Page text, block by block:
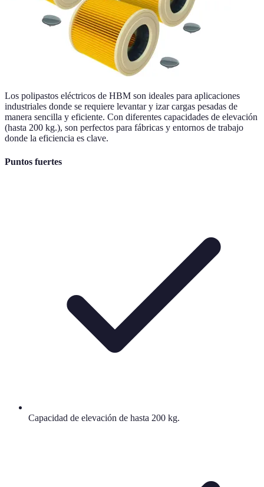
Los polipastos eléctricos de HBM son ideales para aplicaciones
industriales donde se requiere levantar y izar cargas pesadas de
manera sencilla y eficiente. Con diferentes capacidades de elevación
(hasta 200 kg.), son perfectos para fábricas y entornos de trabajo
donde la eficiencia es clave.
Puntos fuertes
Capacidad de elevación de hasta 200 kg.